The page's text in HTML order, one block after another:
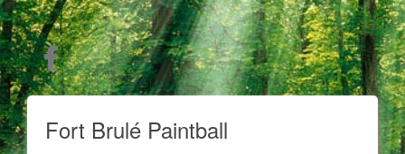
Fort Brulé Paintball